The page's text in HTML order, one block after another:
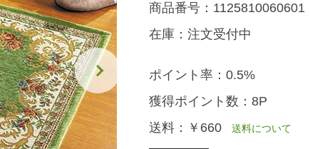
商品番号： 1125810060601
在庫： 注文受付中
ポイント率： 0.5%
獲得ポイント数： 8P
送料： ￥660送料について